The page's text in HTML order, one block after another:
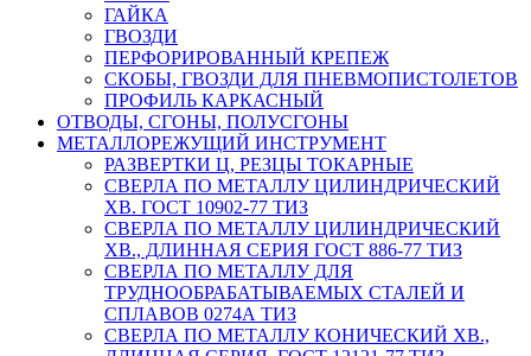
ГАЙКА
ГВОЗДИ
ПЕРФОРИРОВАННЫЙ КРЕПЕЖ
СКОБЫ, ГВОЗДИ ДЛЯ ПНЕВМОПИСТОЛЕТОВ
ПРОФИЛЬ КАРКАСНЫЙ
ОТВОДЫ, СГОНЫ, ПОЛУСГОНЫ
МЕТАЛЛОРЕЖУЩИЙ ИНСТРУМЕНТ
РАЗВЕРТКИ Ц, РЕЗЦЫ ТОКАРНЫЕ
СВЕРЛА ПО МЕТАЛЛУ ЦИЛИНДРИЧЕСКИЙ
ХВ. ГОСТ 10902-77 ТИЗ
СВЕРЛА ПО МЕТАЛЛУ ЦИЛИНДРИЧЕСКИЙ
ХВ., ДЛИННАЯ СЕРИЯ ГОСТ 886-77 ТИЗ
СВЕРЛА ПО МЕТАЛЛУ ДЛЯ
ТРУДНООБРАБАТЫВАЕМЫХ СТАЛЕЙ И
СПЛАВОВ 0274А ТИЗ
СВЕРЛА ПО МЕТАЛЛУ КОНИЧЕСКИЙ ХВ.,